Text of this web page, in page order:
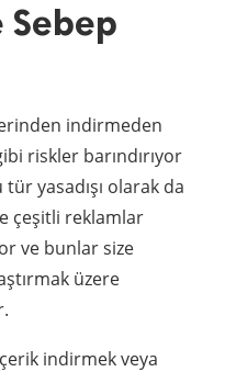
Sebep
indirmeden
riskler barındırıyor
yasadışı olarak da
çeşitli reklamlar
ve bunlar size
üzere
indirmek veya